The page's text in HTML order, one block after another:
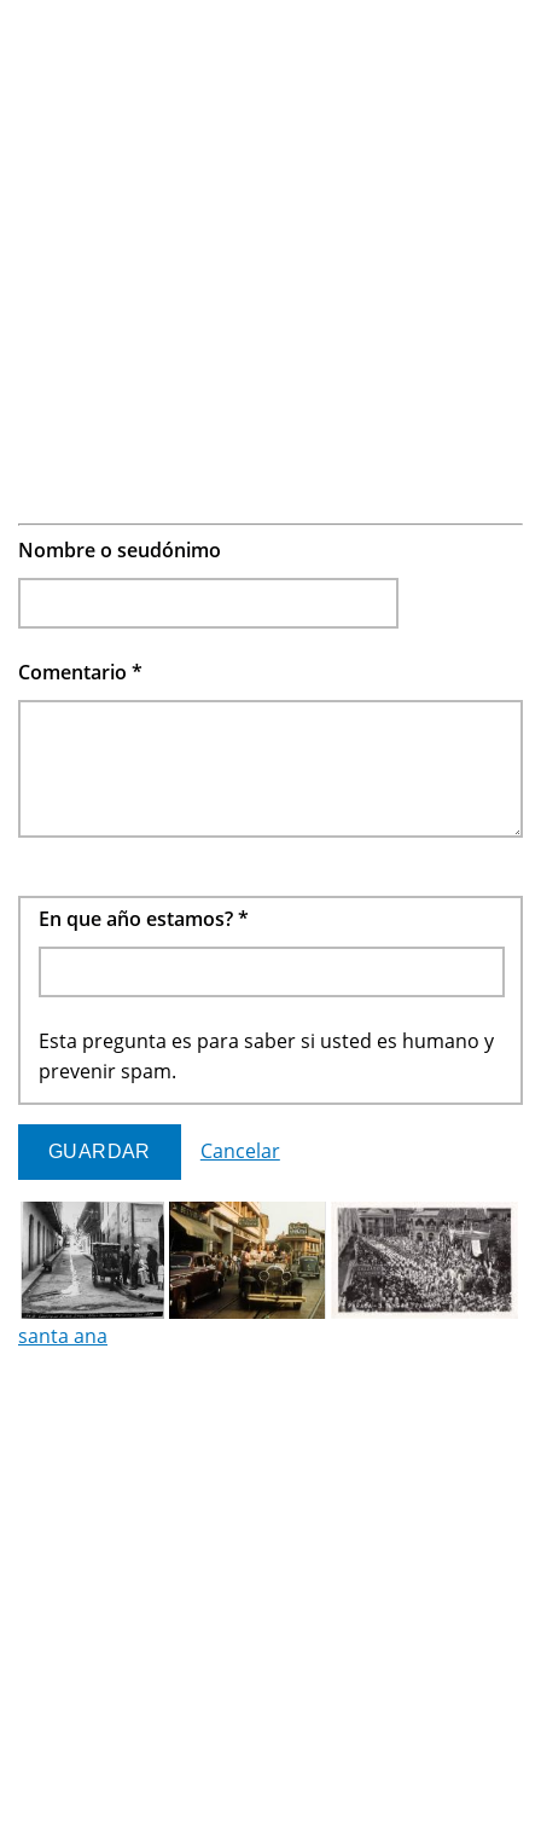
Nombre o seudónimo
Comentario *
En que año estamos?*
Esta pregunta es para saber si usted es humano y
prevenir spam.
Cancelar
santa ana